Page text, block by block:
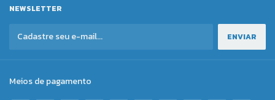
NEWSLETTER
Meios de pagamento